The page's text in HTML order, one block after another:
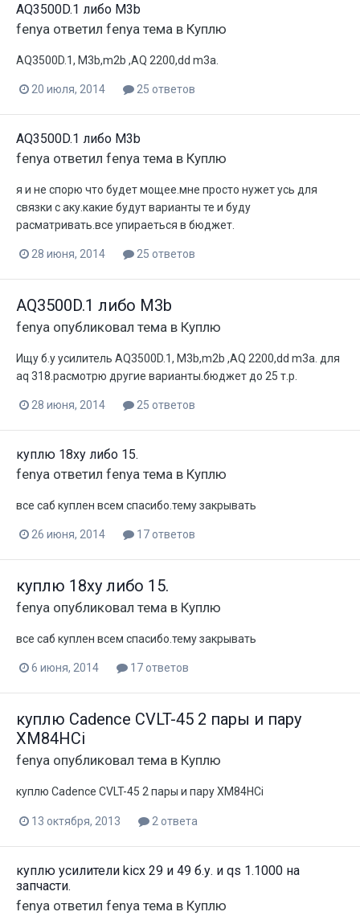
AQ3500D.1 либо M3b
fenya ответил fenya тема в Куплю
AQ3500D.1, M3b,m2b ,AQ 2200,dd m3a.
20 июля, 2014 25 ответов
AQ3500D.1 либо M3b
fenya ответил fenya тема в Куплю
я и не спорю что будет мощее.мне просто нужет усь для
связки с аку.какие будут варианты те и буду
расматривать.все упираеться в бюджет.
28 июня, 2014 25 ответов
AQ3500D.1 либо M3b
fenya опубликовал тема в Куплю
Ищу б.у усилитель AQ3500D.1, M3b,m2b ,AQ 2200,dd m3a. для
aq 318.расмотрю другие варианты.бюджет до 25 т.р.
28 июня, 2014 25 ответов
куплю 18ху либо 15.
fenya ответил fenya тема в Куплю
все саб куплен всем спасибо.тему закрывать
26 июня, 2014 17 ответов
куплю 18ху либо 15.
fenya опубликовал тема в Куплю
все саб куплен всем спасибо.тему закрывать
6 июня, 2014 17 ответов
куплю Cadence CVLT-45 2 пары и пару
XM84HCi
fenya опубликовал тема в Куплю
куплю Cadence CVLT-45 2 пары и пару XM84HCi
13 октября, 2013 2 ответа
куплю усилители kicx 29 и 49 б.у. и qs 1.1000 на
запчасти.
fenya ответил fenya тема в Куплю